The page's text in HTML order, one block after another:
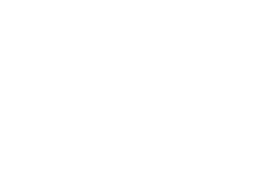
em Manaus
presidente dos Estados Unidos, Joe Biden
e Fórum Fundiário Nacional.